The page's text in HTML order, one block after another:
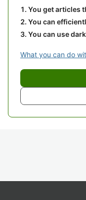
You get articles
You can
You can use
What you can do